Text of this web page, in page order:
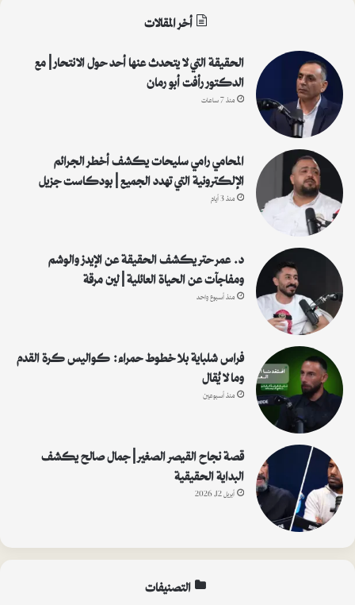
:
أخر المقالات
الحقيقة التي لا يتحدث عنها أحد حول الانتحار | مع
الدكتور رأفت أبو رمان
منذ 7 ساعات
المحامي رامي سليحات يكشف أخطر الجرائم
الإلكترونية التي تهدد الجميع | بودكاست جزيل
منذ 3 أيام
د. عمر حتر يكشف الحقيقة عن الإيدز والوشم
ومفاجآت عن الحياة العائلية | لين مرقة
منذ أسبوع واحد
فراس شلباية بلا خطوط حمراء: كواليس كرة القدم
وما لا يُقال
منذ أسبوعين
قصة نجاح القيصر الصغير | جمال صالح يكشف
البداية الحقيقية
أبريل 12, 2026
التصنيفات